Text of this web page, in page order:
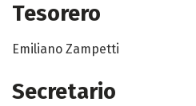
Tesorero
Emiliano Zampetti
Secretario